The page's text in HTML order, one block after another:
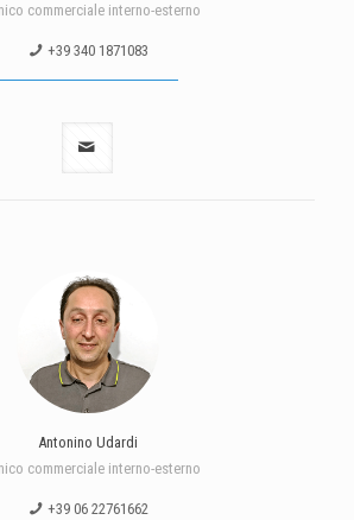
commerciale interno-esterno
+39 340 1871083
Antonino Udardi
commerciale interno-esterno
+39 06 22761662